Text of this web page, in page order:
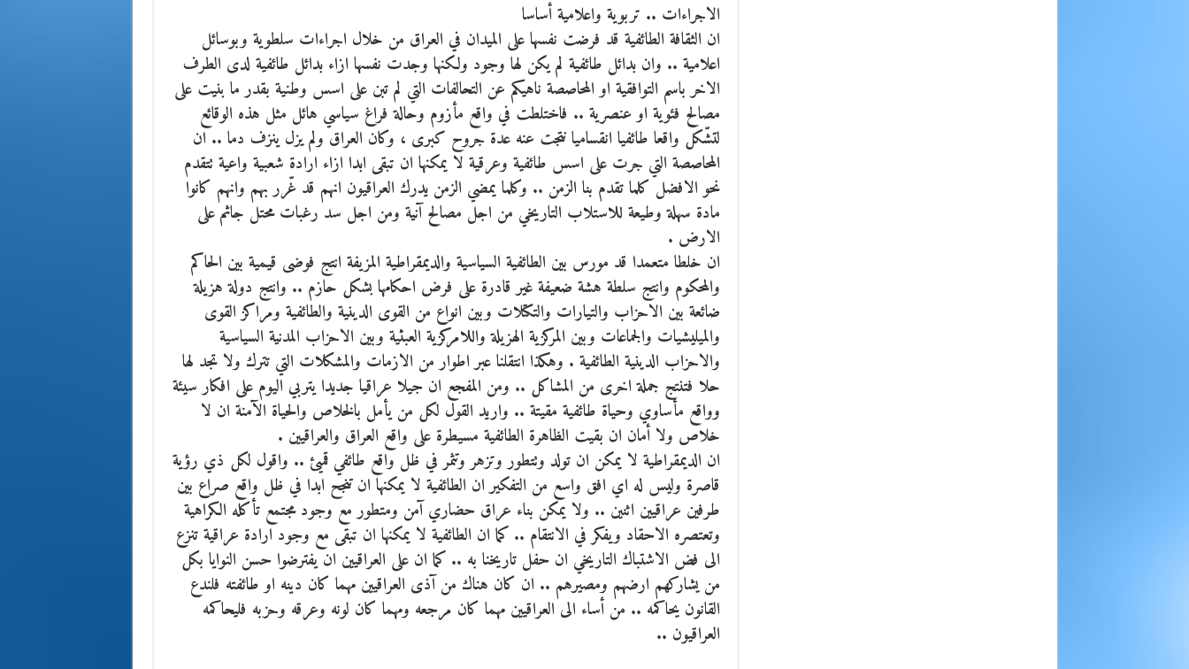
الاجراءات .. تربوية واعلامية أساسا
ان الثقافة الطائفية قد فرضت نفسها على الميدان في العراق من خلال اجراءات سلطوية وبوسائل
اعلامية .. وان بدائل طائفية لم يكن لها وجود ولكنها وجدت نفسها ازاء بدائل طائفية لدى الطرف
الاخر باسم التوافقية او المحاصصة ناهيكم عن التحالفات التي لم تبن على اسس وطنية بقدر ما بنيت على
مصالح فئوية او عنصرية .. فاختلطت في واقع مأزوم وحالة فراغ سياسي هائل مثل هذه الوقائع
لتشّكل واقعا طائفيا انقساميا نتجت عنه عدة جروح كبرى ، وكان العراق ولم يزل ينزف دما .. ان
المحاصصة التي جرت على اسس طائفية وعرقية لا يمكنها ان تبقى ابدا ازاء ارادة شعبية واعية تتقدم
نحو الافضل كلما تقدم بنا الزمن .. وكلما يمضي الزمن يدرك العراقيون انهم قد غّرر بهم وانهم كانوا
مادة سهلة وطيعة للاستلاب التاريخي من اجل مصالح آنية ومن اجل سد رغبات محتل جاثم على
الارض .
ان خلطا متعمدا قد مورس بين الطائفية السياسية والديمقراطية المزيفة انتج فوضى قيمية بين الحاكم
والمحكوم وانتج سلطة هشة ضعيفة غير قادرة على فرض احكامها بشكل حازم .. وانتج دولة هزيلة
ضائعة بين الاحزاب والتيارات والتكتلات وبين انواع من القوى الدينية والطائفية ومراكز القوى
والميليشيات والجماعات وبين المركزية الهزيلة واللامركزية العبثية وبين الاحزاب المدنية السياسية
والاحزاب الدينية الطائفية . وهكذا انتقلنا عبر اطوار من الازمات والمشكلات التي تترك ولا تجد لها
حلا فتنتج جملة اخرى من المشاكل .. ومن المفجع ان جيلا عراقيا جديدا يتربي اليوم على افكار سيئة
وواقع مأساوي وحياة طائفية مقيتة .. واريد القول لكل من يأمل بالخلاص والحياة الآمنة ان لا
خلاص ولا أمان ان بقيت الظاهرة الطائفية مسيطرة على واقع العراق والعراقيين .
ان الديمقراطية لا يمكن ان تولد وتتطور وتزهر وتثمر في ظل واقع طائفي قميئ .. واقول لكل ذي رؤية
قاصرة وليس له اي افق واسع من التفكير ان الطائفية لا يمكنها ان تنجح ابدا في ظل واقع صراع بين
طرفين عراقيين اثنين .. ولا يمكن بناء عراق حضاري آمن ومتطور مع وجود مجتمع تأكله الكراهية
وتعتصره الاحقاد ويفكر في الانتقام .. كما ان الطائفية لا يمكنها ان تبقى مع وجود ارادة عراقية تنزع
الى فض الاشتباك التاريخي ان حفل تاريخنا به .. كما ان على العراقيين ان يفترضوا حسن النوايا بكل
من يشاركهم ارضهم ومصيرهم .. ان كان هناك من آذى العراقيين مهما كان دينه او طائفته فلندع
القانون يحاكمه .. من أساء الى العراقيين مهما كان مرجعه ومهما كان لونه وعرقه وحزبه فليحاكمه
العراقيون ..